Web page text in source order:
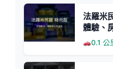
法羅米
體驗、
舒適溫
0.1 公